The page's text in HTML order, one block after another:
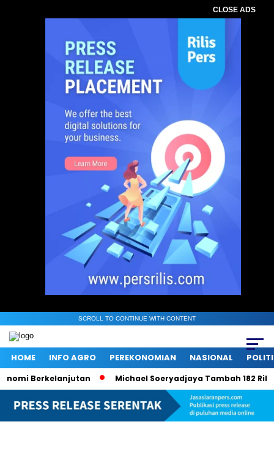
CLOSE ADS
SCROLL TO CONTINUE WITH CONTENT
HOME INFO AGRO PEREKONOMIAN NASIONAL
Berkelanjutan Michael Soeryadjaya Tambah 182 Ribu